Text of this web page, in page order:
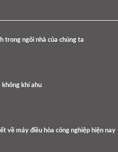
trong ngôi nhà của chúng ta
không khí ahu
về máy điều hòa công nghiệp hiện nay